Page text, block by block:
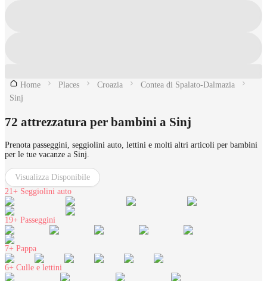
Home Places Croazia
Contea di Spalato-Dalmazia
Sinj
72 attrezzatura per bambini a Sinj
Prenota passeggini, seggiolini auto, lettini e molti altri articoli per bambini
per le tue vacanze a Sinj.
Visualizza Disponibile
21+ Seggiolini auto
19+ Passeggini
7+ Pappa
6+ Culle e lettini